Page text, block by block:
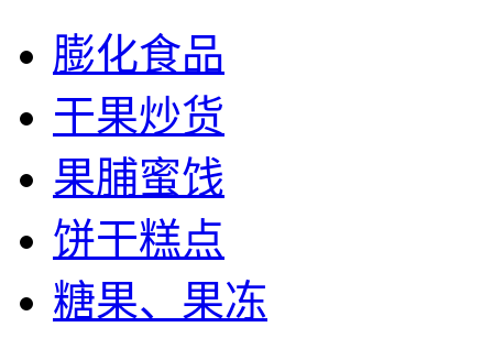
膨化食品
干果炒货
果脯蜜饯
饼干糕点
糖果、果冻